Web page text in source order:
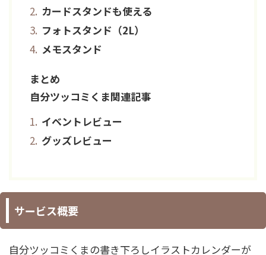
カードスタンドも使える
フォトスタンド（2L）
メモスタンド
まとめ
自分ツッコミくま関連記事
イベントレビュー
グッズレビュー
サービス概要
自分ツッコミくまの書き下ろしイラストカレンダーが